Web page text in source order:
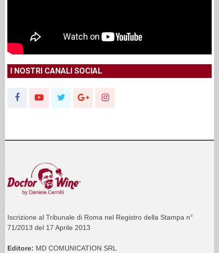
I NOSTRI CANALI SOCIAL
Iscrizione al Tribunale di Roma nel Registro della Stampa n°
71/2013 del 17 Aprile 2013
Editore: MD COMUNICATION SRL